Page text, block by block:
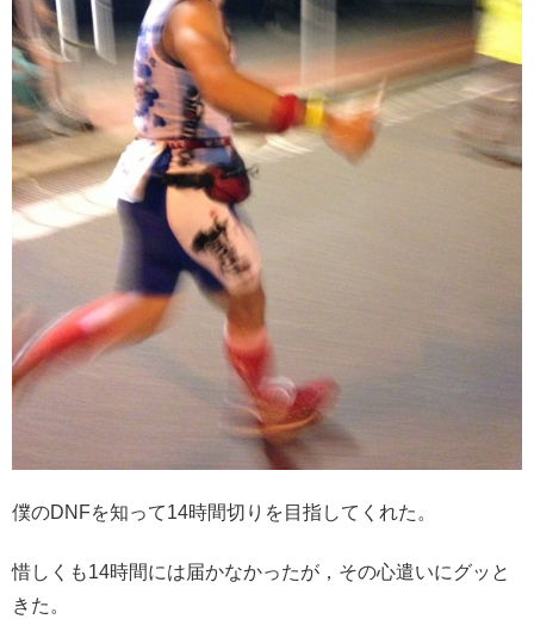
僕のDNFを知って14時間切りを目指してくれた。
惜しくも14時間には届かなかったが，その心遣いにグッと
きた。